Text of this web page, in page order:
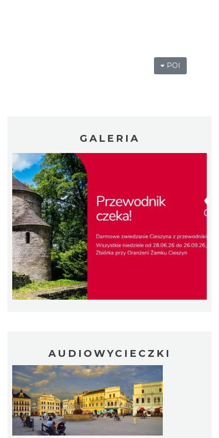
Cieszyn
2026-08-07
0.10 km
POI
GALERIA
AUDIOWYCIECZKI